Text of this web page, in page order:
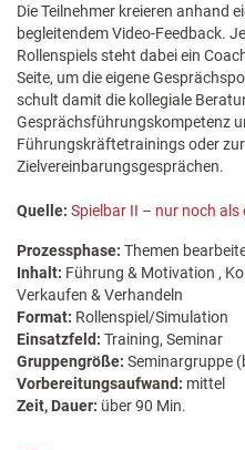
Die Teilnehmer kreieren anhand
begleitendem Video-Feedback.
Rollenspiels steht dabei ein
Seite, um die eigene
schult damit die kollegiale
Gesprächsführungskompetenz
Führungskräftetrainings oder
Zielvereinbarungsgesprächen.
Quelle: Spielbar II – nur noch als
Prozessphase: Themen
Inhalt: Führung & Motivation ,
Verkaufen & Verhandeln
Format: Rollenspiel/Simulation
Einsatzfeld: Training, Seminar
Gruppengröße: Seminargruppe
Vorbereitungsaufwand: mittel
Zeit, Dauer: über 90 Min.